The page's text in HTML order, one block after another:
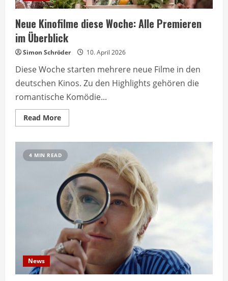
Neue Kinofilme diese Woche: Alle Premieren
im Überblick
Simon Schröder 10. April 2026
Diese Woche starten mehrere neue Filme in den
deutschen Kinos. Zu den Highlights gehören die
romantische Komödie...
Read MoreRead
more
diese
Woche:
Alle
Premieren
im
Überblick
4 MIN READ
News